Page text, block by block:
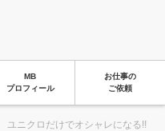
MB
プロフィール
お仕事の
ご依頼
ユニクロだけでオシャレになる!!